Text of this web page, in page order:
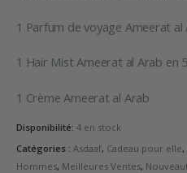
1 Parfum de voyage Ameerat al
1 Hair Mist Ameerat al Arab en
1 Crème Ameerat al Arab
Disponibilité: 4 en stock
Catégories : Asdaaf, Cadeau pour elle,
Hommes, Meilleures Ventes,